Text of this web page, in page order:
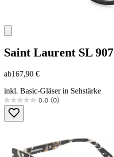
Saint Laurent SL 907
ab167,90 €
inkl. Basic-Gläser in Sehstärke
0.0 (0)
0.0
von
5